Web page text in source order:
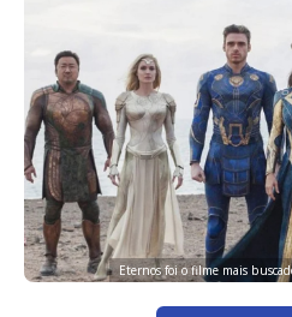
Eternos foi o filme mais